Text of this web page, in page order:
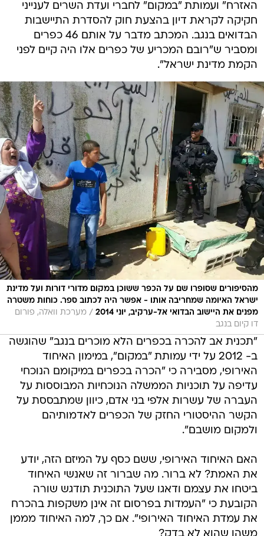
האזרח" ועמותת "במקום" לחברי ועדת השרים לענייני
חקיקה לקראת דיון בהצעת חוק להסדרת התיישבות
הבדואים בנגב. המכתב מדבר על אותם 46 כפרים
ומסביר ש"רובם המכריע של כפרים אלו היה קיים לפני
הקמת מדינת ישראל".
מהסיפורים שסופרו שם על הכפר ששוכן במקום מדורי דורות ועל מדינת
ישראל האיומה שמחריבה אותו - אפשר היה לכתוב ספר. כוחות משטרה
מפנים את היישוב הבדואי אל-ערקיב, יוני 2014
/ מערכת וואלה, פורום
דו קיום בנגב
"תכנית אב להכרה בכפרים הלא מוכרים בנגב" שהוגשה
ב- 2012 על ידי עמותת "במקום", במימון האיחוד
האירופי, מסבירה כי "הכרה בכפרים במיקומם הנוכחי
עדיפה על תוכניות הממשלה הנוכחיות המבוססות על
העברה של עשרות אלפי בני אדם, כיוון שמתבססת על
הקשר ההיסטורי החזק של הכפרים לאדמותיהם
ולמקום מושבם".
האם האיחוד האירופי, ששם כסף על המיזם הזה, יודע
את האמת? לא ברור. מה שברור זה שאנשי האיחוד
ביטחו את עצמם ודאגו שעל התוכנית תודגש שורה
הקובעת כי "העמדות בפרסום זה אינן משקפות בהכרח
את עמדת האיחוד האירופי". אם כך, למה האיחוד מממן